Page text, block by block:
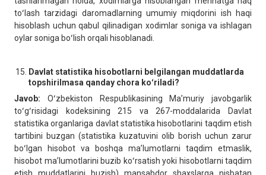
toʻlash tarzidagi daromadlarning umumiy miqdorini ish haqi
hisoblash uchun qabul qilinadigan xodimlar soniga va ishlagan
oylar soniga boʻlish orqali hisoblanadi.
Davlat statistika hisobotlarni belgilangan muddatlarda
topshirilmasa qanday chora koʻriladi?
Javob: Oʻzbekiston Respublikasining Maʼmuriy javobgarlik
toʻgʻrisidagi kodeksining 215 va 267-moddalarida Davlat
statistika organlariga davlat statistika hisobotlarini taqdim etish
tartibini buzgan (statistika kuzatuvini olib borish uchun zarur
boʻlgan hisobot va boshqa maʼlumotlarni taqdim etmaslik,
hisobot maʼlumotlarini buzib koʻrsatish yoki hisobotlarni taqdim